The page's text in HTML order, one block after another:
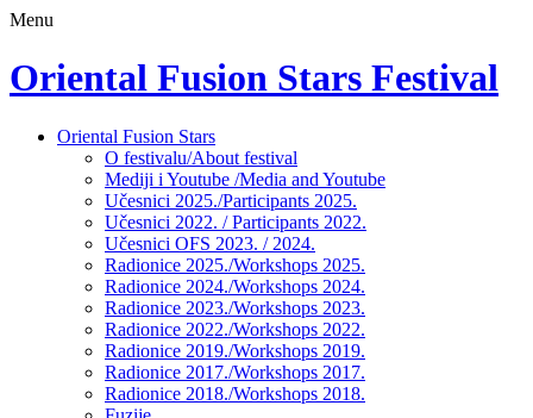
Menu
Oriental Fusion Stars Festival
Skip
Oriental Fusion Stars
O festivalu/About festival
Mediji i Youtube /Media and Youtube
Učesnici 2025./Participants 2025.
Učesnici 2022. / Participants 2022.
Učesnici OFS 2023. / 2024.
Radionice 2025./Workshops 2025.
Radionice 2024./Workshops 2024.
Radionice 2023./Workshops 2023.
Radionice 2022./Workshops 2022.
Radionice 2019./Workshops 2019.
Radionice 2017./Workshops 2017.
Radionice 2018./Workshops 2018.